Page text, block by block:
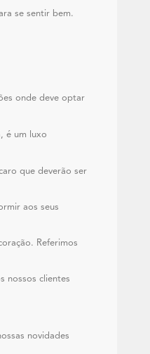
se sentir bem.
onde deve optar
é um luxo
que deverão ser
aos seus
Referimos
nossos clientes
novidades